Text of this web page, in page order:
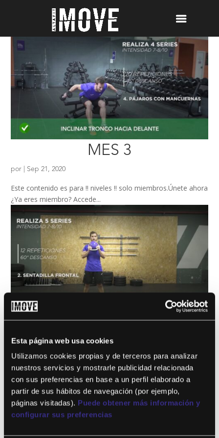
Esta página web usa cookies
Utilizamos cookies propias y de terceros para analizar
nuestros servicios y mostrarle publicidad relacionada
con sus preferencias en base a un perfil elaborado a
partir de sus hábitos de navegación (por ejemplo,
páginas visitadas). Puede obtener más información y
configurar sus preferencias
MES 3
por Sep 21, 2020
Este contenido es para !! niveles !! solo miembros.Únete ahora
¿Ya eres miembro? Accede...
por|Sep 21, 2020
Este contenido es para !! niveles !! solo miembros.Únete ahora
¿Ya eres miembro? Accede...